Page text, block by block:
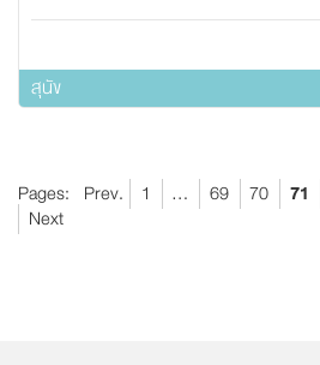
สุนัข
Pages: Prev. 1 ... 69 70 71
Next